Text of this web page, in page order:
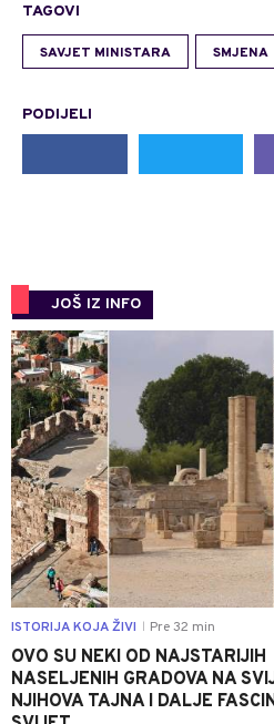
TAGOVI
SAVJET MINISTARA SMJENA
PODIJELI
JOŠ IZ INFO
ISTORIJA KOJA ŽIVI Pre 32 min
OVO SU NEKI OD NAJSTARIJIH
NASELJENIH GRADOVA NA
NJIHOVA TAJNA I DALJE